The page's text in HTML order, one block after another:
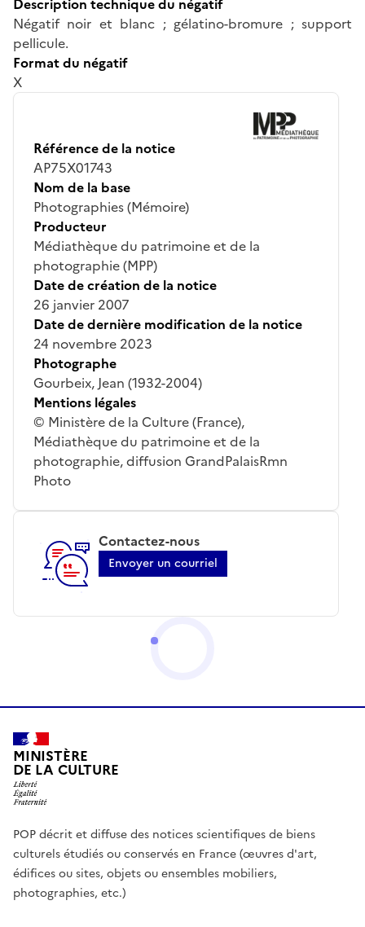
Négatif noir et blanc ; gélatino-bromure ; support
pellicule.
Format du négatif
X
Référence de la notice
AP75X01743
Nom de la base
Photographies (Mémoire)
Producteur
Médiathèque du patrimoine et de la
photographie (MPP)
Date de création de la notice
26 janvier 2007
Date de dernière modification de la notice
24 novembre 2023
Photographe
Gourbeix, Jean (1932-2004)
Mentions légales
© Ministère de la Culture (France),
Médiathèque du patrimoine et de la
photographie, diffusion GrandPalaisRmn
Photo
Contactez-nous
Envoyer un courriel
MINISTÈRE
DE LA CULTURE
POP décrit et diffuse des notices scientifiques de biens
culturels étudiés ou conservés en France (œuvres d'art,
édifices ou sites, objets ou ensembles mobiliers,
photographies, etc.)